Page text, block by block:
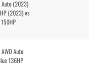
Auto (2023)
(2023) vs
Auto
136HP